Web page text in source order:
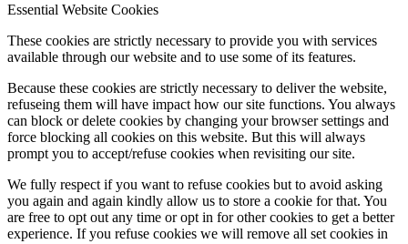
Essential Website Cookies
These cookies are strictly necessary to provide you with services
available through our website and to use some of its features.
Because these cookies are strictly necessary to deliver the website,
refuseing them will have impact how our site functions. You always
can block or delete cookies by changing your browser settings and
force blocking all cookies on this website. But this will always
prompt you to accept/refuse cookies when revisiting our site.
We fully respect if you want to refuse cookies but to avoid asking
you again and again kindly allow us to store a cookie for that. You
are free to opt out any time or opt in for other cookies to get a better
experience. If you refuse cookies we will remove all set cookies in